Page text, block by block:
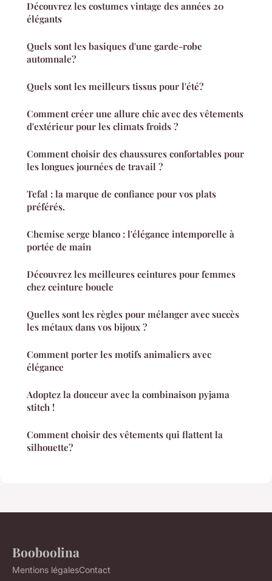
Découvrez les costumes vintage des années 20
élégants
Quels sont les basiques d'une garde-robe
automnale?
Quels sont les meilleurs tissus pour l'été?
Comment créer une allure chic avec des vêtements
d'extérieur pour les climats froids ?
Comment choisir des chaussures confortables pour
les longues journées de travail ?
Tefal : la marque de confiance pour vos plats
préférés.
Chemise serge blanco : l'élégance intemporelle à
portée de main
Découvrez les meilleures ceintures pour femmes
chez ceinture boucle
Quelles sont les règles pour mélanger avec succès
les métaux dans vos bijoux ?
Comment porter les motifs animaliers avec
élégance
Adoptez la douceur avec la combinaison pyjama
stitch !
Comment choisir des vêtements qui flattent la
silhouette?
Booboolina
Mentions légalesContact